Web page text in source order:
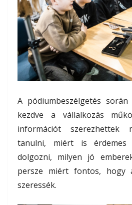
A pódiumbeszélgetés során
kezdve a vállalkozás
információt
tanulni, miért is érdemes
dolgozni, milyen jó
persze miért fontos, hogy
szeressék.